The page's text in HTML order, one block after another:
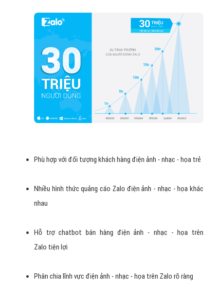
Phù hợp với đối tượng khách hàng điện ảnh - nhạc - họa trẻ
Nhiều hình thức quảng cáo Zalo điện ảnh - nhạc - họa khác
nhau
Hỗ trợ chatbot bán hàng điện ảnh - nhạc - họa trên
Zalo tiện lợi
Phân chia lĩnh vực điện ảnh - nhạc - họa trên Zalo rõ ràng